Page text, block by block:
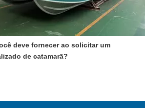
deve fornecer ao solicitar um
de catamarã?